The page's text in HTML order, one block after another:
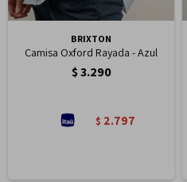
BRIXTON
Camisa Oxford Rayada - Azul
$3.290
$ 2.797